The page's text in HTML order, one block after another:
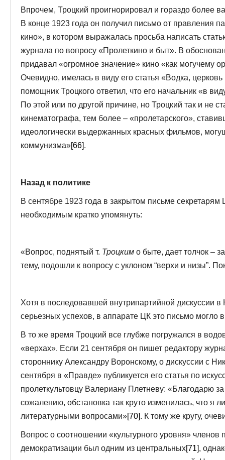
Впрочем, Троцкий проигнорировал и гораздо более
В конце 1923 года он получил письмо от правления
кино», в котором выражалась просьба написать
журнала по вопросу «Пролеткино и быт». В
придавал «огромное значение» кино «как могучему
Очевидно, имелась в виду его статья «Водка,
помощник Троцкого ответил, что его начальник «в
По этой или по другой причине, но Троцкий так и не
кинематографа, тем более – «пролетарского»,
идеологически выдержанных красных фильмов,
коммунизма»[66].
Назад к политике
В сентябре 1923 года в закрытом письме секретарям
необходимым кратко упомянуть:
«Вопрос, поднятый т. Троцким о быте, дает толчок –
тему, подошли к вопросу с уклоном “верхи и низы”.
Хотя в последовавшей внутрипартийной дискуссии
серьезных успехов, в аппарате ЦК это письмо могло
В то же время Троцкий все глубже погружался в
«верхах». Если 21 сентября он пишет редактору
стороннику Александру Воронскому, о дискуссии с
сентября в «Правде» публикуется его статья по
пролеткультовцу Валериану Плетневу: «Благодарю
сожалению, обстановка так круто изменилась, что я
литературными вопросами»[70]. К тому же кругу,
Вопрос о соотношении «культурного уровня» членов
демократизации был одним из центральных[71],